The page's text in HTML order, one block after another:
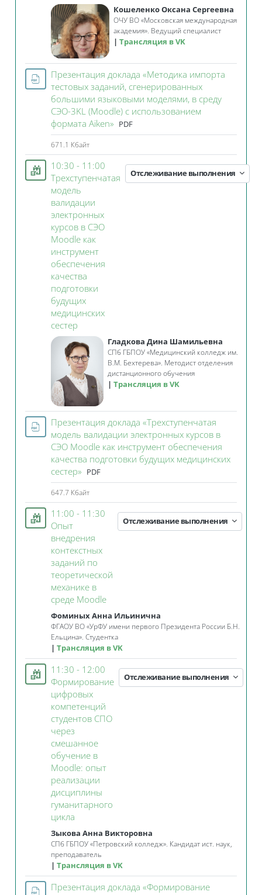
Кошеленко Оксана Сергеевна
ОЧУ ВО «Московская международная
академия». Ведущий специалист
Трансляция в VK
Презентация доклада «Методика импорта
тестовых заданий, сгенерированных
большими языковыми моделями, в среду
СЭО-3KL (Moodle) с использованием
формата Aiken» Файл
PDF
671.1 Кбайт
10:30 - 11:00
Трехступенчатая
модель
валидации
электронных
курсов в СЭО
Moodle как
инструмент
обеспечения
качества
подготовки
будущих
медицинских
сестер
Отслеживание выполнения
Гладкова Дина Шамильевна
СПб ГБПОУ «Медицинский колледж им.
В.М. Бехтерева». Методист отделения
дистанционного обучения
Трансляция в VK
Презентация доклада «Трехступенчатая
модель валидации электронных курсов в
СЭО Moodle как инструмент обеспечения
качества подготовки будущих медицинских
сестер» Файл
PDF
647.7 Кбайт
11:00 - 11:30
Опыт
внедрения
контекстных
заданий по
теоретической
механике в
среде MoodleЗанятие 3KL
Отслеживание выполнения
Фоминых Анна Ильинична
ФГАОУ ВО «УрФУ имени первого Президента России Б.Н.
Ельцина». Студентка
Трансляция в VK
11:30 - 12:00
Формирование
цифровых
компетенций
студентов СПО
через
смешанное
обучение в
Moodle: опыт
реализации
дисциплины
гуманитарного
цикла
Отслеживание выполнения
Зыкова Анна Викторовна
СПб ГБПОУ «Петровский колледж». Кандидат ист. наук,
преподаватель
Трансляция в VK
Презентация доклада «Формирование